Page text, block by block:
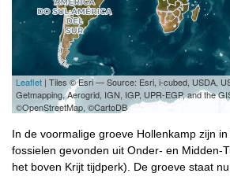
Leaflet | Tiles © Esri — Source: Esri, i-cubed, USDA,
Getmapping, Aerogrid, IGN, IGP, UPR-EGP, and the
©OpenStreetMap, ©CartoDB
In de voormalige groeve Hollenkamp zijn
fossielen gevonden uit Onder- en Midden-
het boven Krijt tijdperk). De groeve staat